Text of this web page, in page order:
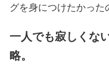
グを身につけたかった
一人でも寂しくな
略。